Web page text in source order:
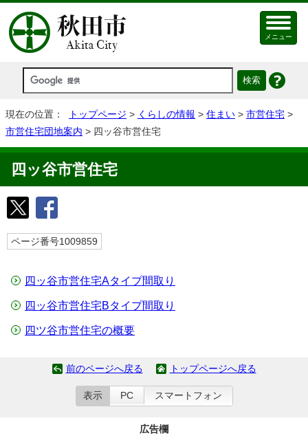
メニュー
現在の位置： トップページ > くらしの情報 > 住まい > 市営住宅 >
市営住宅団地案内 > 四ッ谷市営住宅
四ッ谷市営住宅
ページ番号1009859
四ッ谷市営住宅Aタイプ間取り
四ッ谷市営住宅Bタイプ間取り
四ツ谷市営住宅の概要
前のページへ戻る トップページへ戻る
表示 PC スマートフォン
広告欄